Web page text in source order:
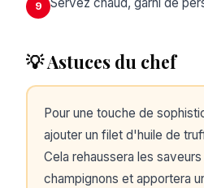
9
💡 Astuces du chef
Pour une touche de
ajouter un filet d'huile de
Cela rehaussera les
champignons et apportera